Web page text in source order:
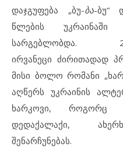
დაჯგუფება „ბუ-ბა-ბუ“
წლების
სარგებლობდა.
ირვანეცი ძირითადად
მისი ბოლო რომანი
აღწერს უკრაინის
ხარკოვი, როგორც
დედაქალაქი,
შენარჩუნებას.